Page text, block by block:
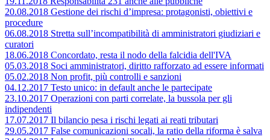
20.08.2018 Gestione dei rischi d’impresa: protagonisti, obiettivi e
procedure
06.08.2018 Stretta sull’incompatibilità di amministratori giudiziari e
curatori
18.06.2018 Concordato, resta il nodo della falcidia dell'IVA
05.03.2018 Soci amministratori, diritto rafforzato ad essere informati
05.02.2018 Non profit, più controlli e sanzioni
04.12.2017 Testo unico: in default anche le partecipate
23.10.2017 Operazioni con parti correlate, la bussola per gli
indipendenti
17.07.2017 Il bilancio pesa i rischi legati ai reati tributari
29.05.2017 False comunicazioni socali, la ratio della riforma è salva